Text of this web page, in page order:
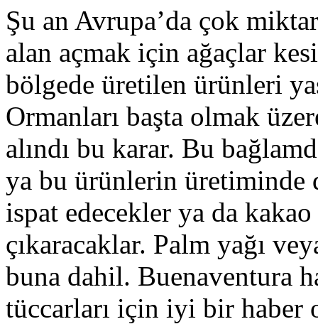
Şu an Avrupa’da çok
alan açmak için ağaçlar
bölgede üretilen ürünleri
Ormanları başta olmak
alındı bu karar. Bu
ya bu ürünlerin üretiminde
ispat edecekler ya da kakao
çıkaracaklar. Palm yağı
buna dahil. Buenaventura
tüccarları için iyi bir haber